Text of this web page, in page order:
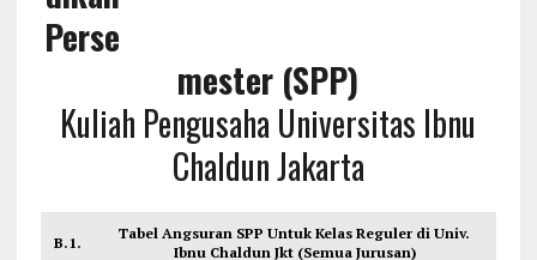
Perse
mester (SPP)
Kuliah Pengusaha Universitas Ibnu
Chaldun Jakarta
B.1.
Tabel Angsuran SPP Untuk Kelas Reguler di Univ.
Ibnu Chaldun Jkt (Semua Jurusan)